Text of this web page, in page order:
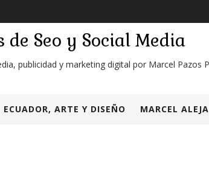
de Seo y Social Media
publicidad y marketing digital por Marcel Pazos
ECUADOR, ARTE Y DISEÑO MARCEL